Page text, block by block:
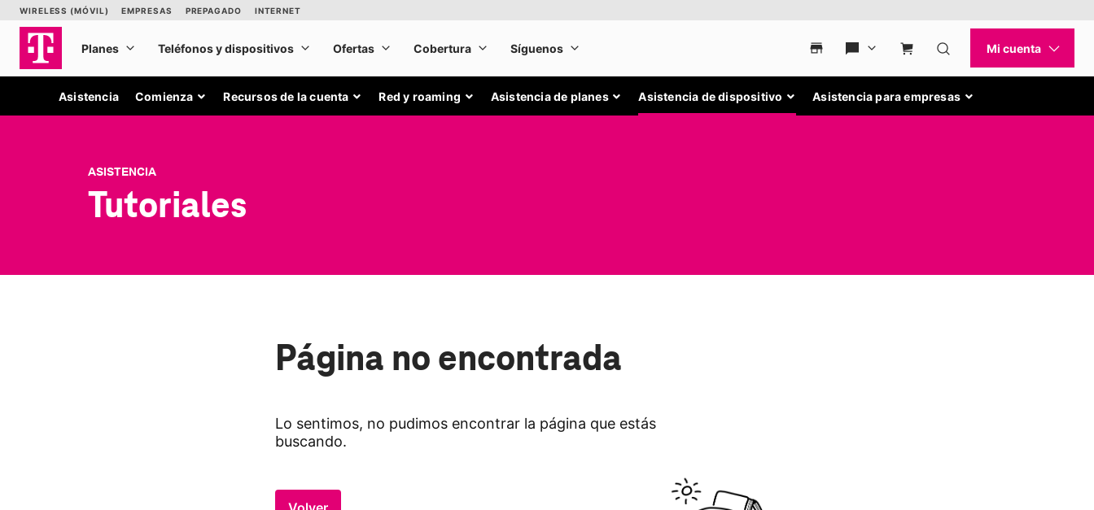
Asistencia Comienza Recursos de la cuenta Red y roaming Asistencia de planes Asistencia de dispositivo Asistencia para empresas
ASISTENCIA
Tutoriales